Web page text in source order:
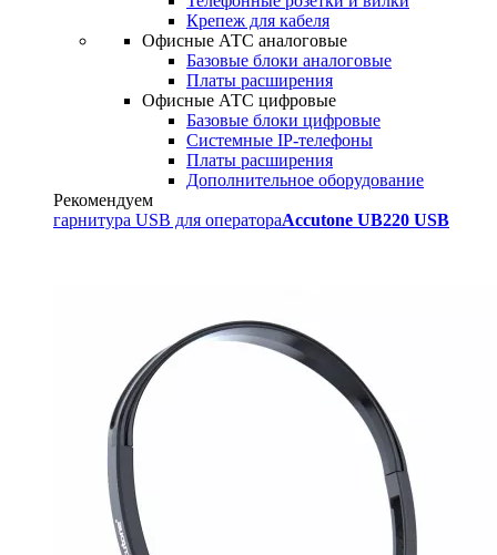
Крепеж для кабеля
Офисные АТС аналоговые
Базовые блоки аналоговые
Платы расширения
Офисные АТС цифровые
Базовые блоки цифровые
Системные IP-телефоны
Платы расширения
Дополнительное оборудование
Рекомендуем
гарнитура USB для оператораAccutone UB220 USB